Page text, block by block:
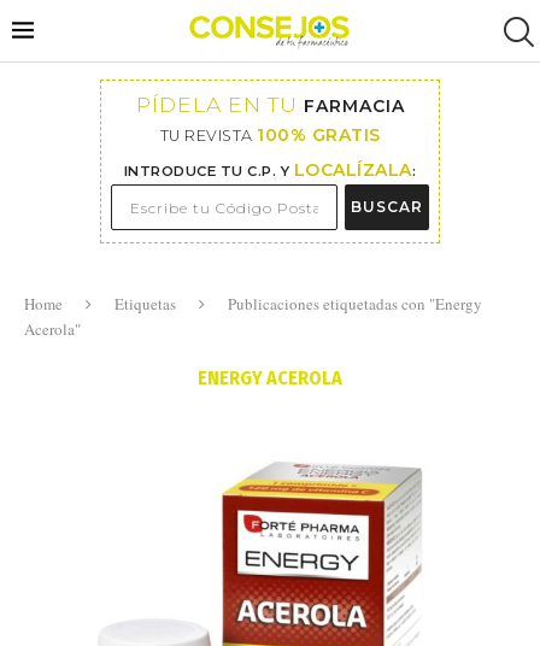
PÍDELA EN TU FARMACIA
TU REVISTA 100% GRATIS
INTRODUCE TU C.P. Y LOCALÍZALA:
BUSCAR
Home Etiquetas
Publicaciones etiquetadas con "Energy
Acerola"
ENERGY ACEROLA